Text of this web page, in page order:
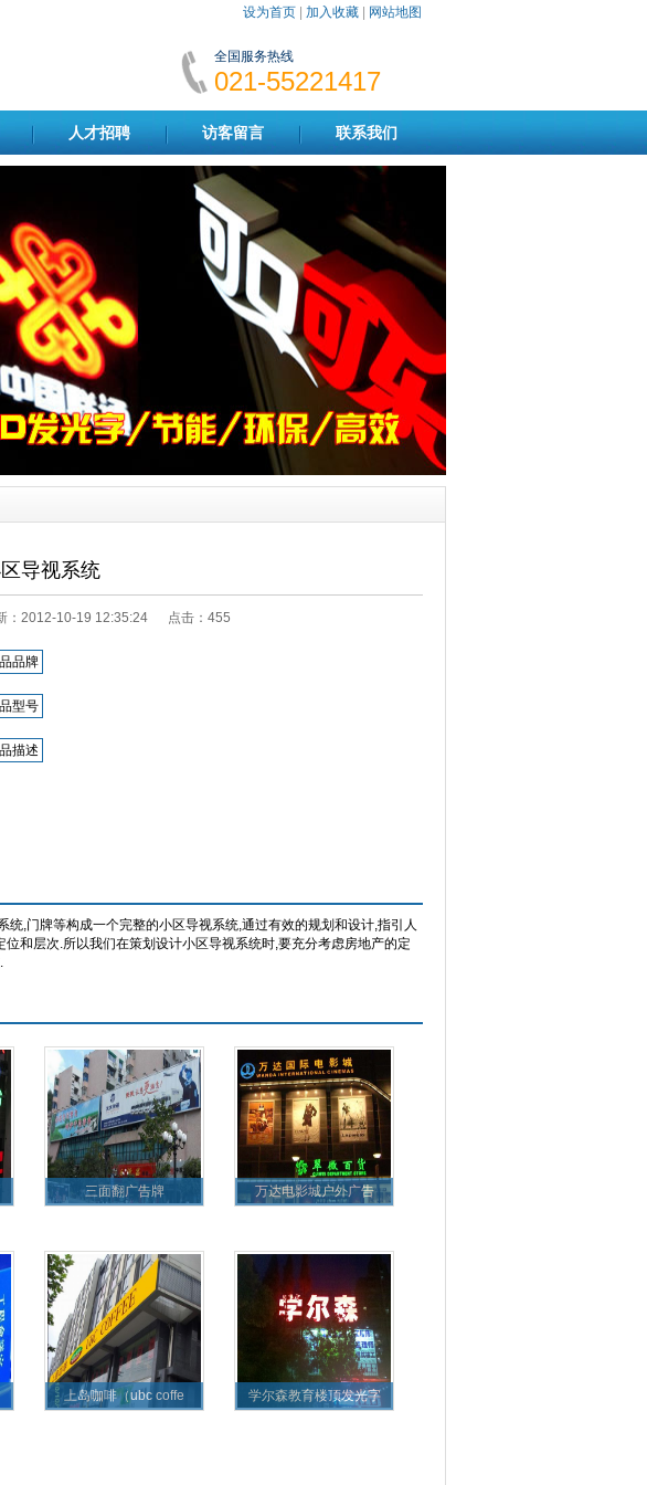
设为首页| 加入收藏| 网站地图
全国服务热线
021-55221417
人才招聘 访客留言 联系我们
导视系统
：2012-10-19 12:35:24 点击： 455
品牌
型号
描述
,门牌等构成一个完整的小区导视系统,通过有效的规划和设计,指引人
和层次.所以我们在策划设计小区导视系统时,要充分考虑房地产的定
三面翻广告牌 万达电影城户外广告
上岛咖啡（ubc coffe 学尔森教育楼顶发光字